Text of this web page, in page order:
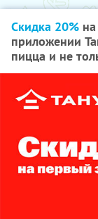
Скидка 20%
приложении
пицца и не